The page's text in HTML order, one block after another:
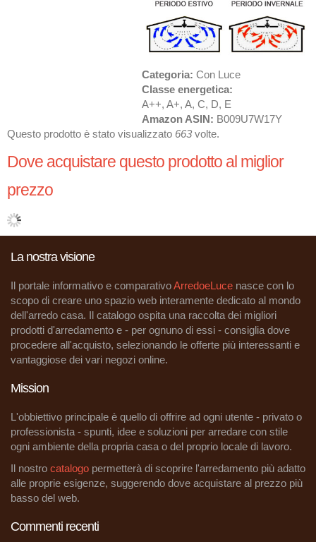
Categoria:Con Luce
Classe energetica:
A++, A+, A, C, D, E
Amazon ASIN: B009U7W17Y
Questo prodotto è stato visualizzato 663 volte.
Dove acquistare questo prodotto al miglior
prezzo
La nostra visione
Il portale informativo e comparativoArredoeLuce nasce con lo
scopo di creare uno spazio web interamente dedicato al mondo
dell'arredo casa. Il catalogo ospita una raccolta dei migliori
prodotti d'arredamento e - per ognuno di essi - consiglia dove
procedere all'acquisto, selezionando le offerte più interessanti e
vantaggiose dei vari negozi online.
Mission
L'obbiettivo principale è quello di offrire ad ogni utente - privato o
professionista - spunti, idee e soluzioni per arredare con stile
ogni ambiente della propria casa o del proprio locale di lavoro.
Il nostro catalogo permetterà di scoprire l'arredamento più adatto
alle proprie esigenze, suggerendo dove acquistare al prezzo più
basso del web.
Commenti recenti